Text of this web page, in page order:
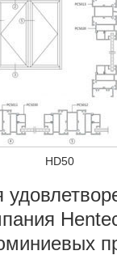
HD50